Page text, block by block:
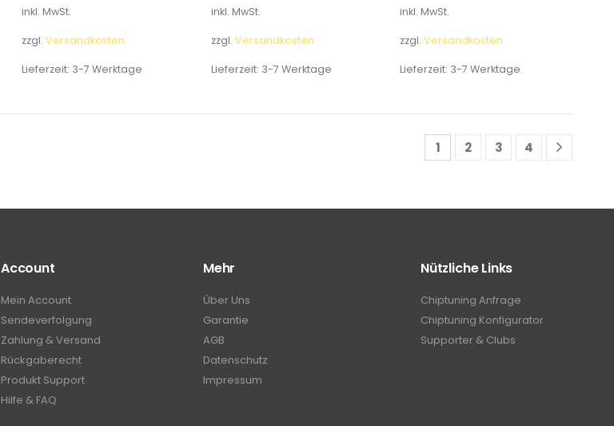
inkl. MwSt.
zzgl.Versandkosten
Lieferzeit: 3-7 Werktage
inkl. MwSt.
zzgl. Versandkosten
Lieferzeit: 3-7 Werktage
inkl. MwSt.
zzgl. Versandkosten
Lieferzeit: 3-7 Werktage
1 2 3 4
Account
Mein Account
Sendeverfolgung
Zahlung & Versand
Rückgaberecht
Produkt Support
Hilfe & FAQ
Mehr
Über Uns
Garantie
AGB
Datenschutz
Impressum
Nützliche Links
Chiptuning Anfrage
Chiptuning Konfigurator
Supporter & Clubs